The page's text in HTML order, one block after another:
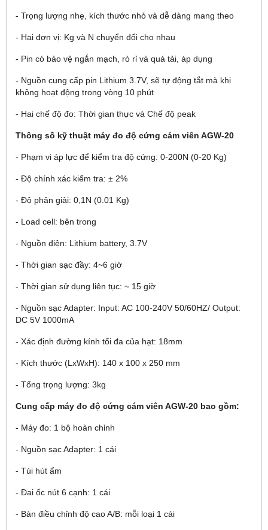
- Trọng lượng nhẹ, kích thước nhỏ và dễ dàng mang theo
- Hai đơn vị: Kg và N chuyển đổi cho nhau
- Pin có bảo vệ ngắn mạch, rò rỉ và quá tải, áp dụng
- Nguồn cung cấp pin Lithium 3.7V, sẽ tự động tắt mà khi
không hoạt động trong vòng 10 phút
- Hai chế độ đo: Thời gian thực và Chế độ peak
Thông số kỹ thuật máy đo độ cứng cám viên AGW-20
- Phạm vi áp lực để kiểm tra độ cứng: 0-200N (0-20 Kg)
- Độ chính xác kiểm tra: ± 2%
- Độ phân giải: 0,1N (0.01 Kg)
- Load cell: bên trong
- Nguồn điện: Lithium battery, 3.7V
- Thời gian sạc đầy: 4~6 giờ
- Thời gian sử dụng liên tục: ~ 15 giờ
- Nguồn sạc Adapter: Input: AC 100-240V 50/60HZ/ Output:
DC 5V 1000mA
- Xác định đường kính tối đa của hạt: 18mm
- Kích thước (LxWxH): 140 x 100 x 250 mm
- Tổng trọng lượng: 3kg
Cung cấp máy đo độ cứng cám viên AGW-20 bao gồm:
- Máy đo: 1 bộ hoàn chỉnh
- Nguồn sạc Adapter: 1 cái
- Túi hút ẩm
- Đai ốc nút 6 cạnh: 1 cái
- Bàn điều chỉnh độ cao A/B: mỗi loại 1 cái